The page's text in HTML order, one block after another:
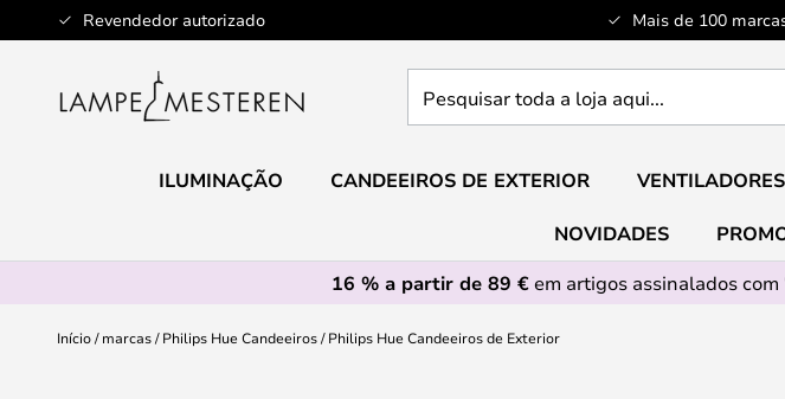
Revendedor autorizado Mais de 100
Ir
para
Conteúdo
toda
loja
ILUMINAÇÃO CANDEEIROS DE EXTERIOR
NOVIDADES
16 % a partir de 89 €em artigos assinalados com
Início marcas Philips Hue Candeeiros Philips Hue Candeeiros de Exterior